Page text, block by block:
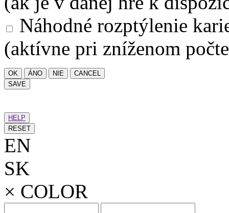
Náhodné rozptýlenie
(aktívne pri zníženom
OK ÁNO NIE
CANCEL
SAVE
HELP
RESET
EN
SK
× COLOR